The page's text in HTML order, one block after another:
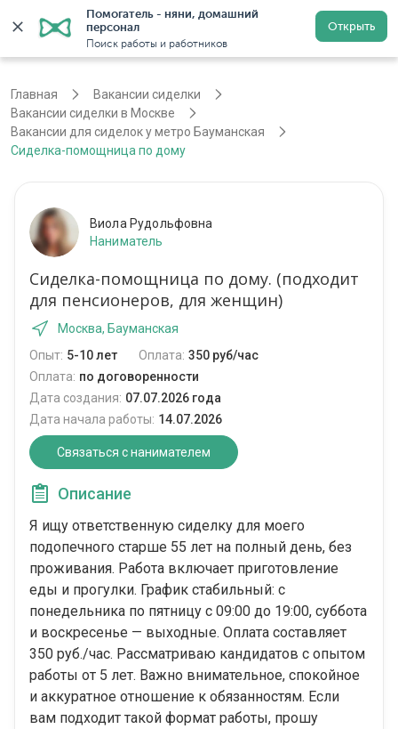
Помогатель - няни, домашний
персонал
Поиск работы и работников
Открыть
Регистрация
Главная
Вакансии сиделки
Вакансии сиделки в Москве
Вакансии для сиделок у метро Бауманская
Сиделка-помощница по дому
Виола Рудольфовна
Наниматель
Сиделка-помощница по дому. (подходит
для пенсионеров, для женщин)
Москва, Бауманская
Опыт: 5-10 лет Оплата: 350 руб/час
Оплата: по договоренности
Дата создания: 07.07.2026 года
Дата начала работы: 14.07.2026
Связаться с нанимателем
Описание
Я ищу ответственную сиделку для моего
подопечного старше 55 лет на полный день, без
проживания. Работа включает приготовление
еды и прогулки. График стабильный: с
понедельника по пятницу с 09:00 до 19:00, суббота
и воскресенье — выходные. Оплата составляет
350 руб./час. Рассматриваю кандидатов с опытом
работы от 5 лет. Важно внимательное, спокойное
и аккуратное отношение к обязанностям. Если
вам подходит такой формат работы, прошу